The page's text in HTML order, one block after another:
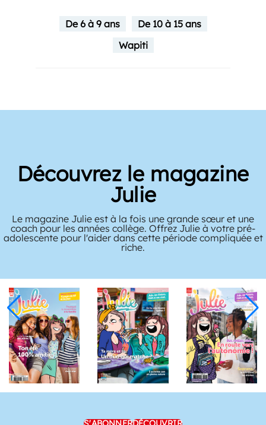
De 6 à 9 ans
De 10 à 15 ans
Wapiti
Découvrez le magazine
Julie
Le magazine Julie est à la fois une grande sœur et une
coach pour les années collège. Offrez Julie à votre pré-
adolescente pour l'aider dans cette période compliquée et
riche.